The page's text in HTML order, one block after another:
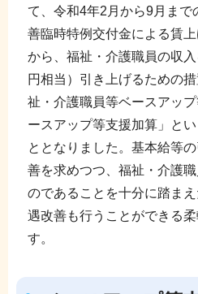
て、令和4年2月から9月まで
善臨時特例交付金による賃
から、福祉・介護職員の収
円相当）引き上げるための
祉・介護職員等ベースアッ
ースアップ等支援加算」と
ととなりました。基本給等
善を求めつつ、福祉・介護
のであることを十分に踏ま
遇改善も行うことができる
す。